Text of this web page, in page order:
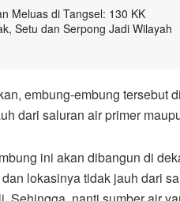
Meluas di Tangsel: 130 KK
Setu dan Serpong Jadi Wilayah
embung-embung tersebut
dari saluran air primer
ini akan dibangun di
lokasinya tidak jauh dari